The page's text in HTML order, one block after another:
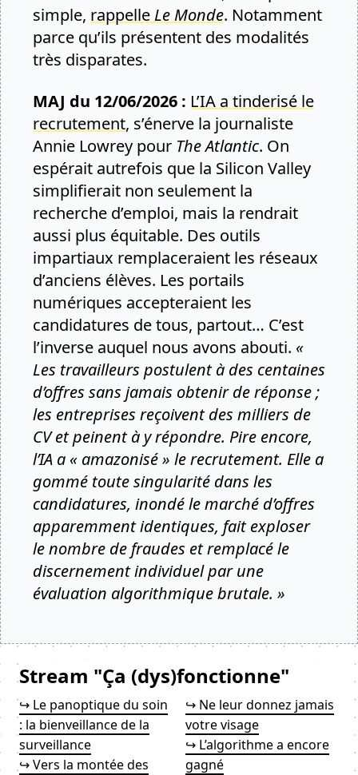
simple, rappelle Le Monde. Notamment
parce qu’ils présentent des modalités
très disparates.
MAJ du 12/06/2026 : L’IA a tinderisé le
recrutement, s’énerve la journaliste
Annie Lowrey pour The Atlantic. On
espérait autrefois que la Silicon Valley
simplifierait non seulement la
recherche d’emploi, mais la rendrait
aussi plus équitable. Des outils
impartiaux remplaceraient les réseaux
d’anciens élèves. Les portails
numériques accepteraient les
candidatures de tous, partout… C’est
l’inverse auquel nous avons abouti. «
Les travailleurs postulent à des centaines
d’offres sans jamais obtenir de réponse ;
les entreprises reçoivent des milliers de
CV et peinent à y répondre. Pire encore,
l’IA a « amazonisé » le recrutement. Elle a
gommé toute singularité dans les
candidatures, inondé le marché d’offres
apparemment identiques, fait exploser
le nombre de fraudes et remplacé le
discernement individuel par une
évaluation algorithmique brutale. »
Stream "Ça (dys)fonctionne"
↪ Le panoptique du soin
: la bienveillance de la
surveillance
↪ Vers la montée des
↪ Ne leur donnez jamais
votre visage
↪ L’algorithme a encore
gagné